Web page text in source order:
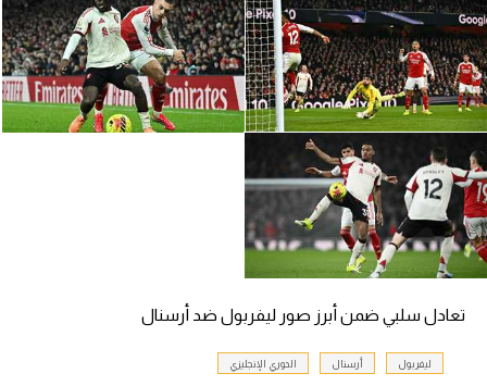
الدوري الإنجليزي
الدوري الإسباني
دوري أبطال أوروبا
القسم الثاني
رياضات أخرى
أمم إفريقيا
كرة يد
تعادل سلبي ضمن أبرز صور ليفربول ضد أرسنال
ليفربول أرسنال الدوري الإنجليزي